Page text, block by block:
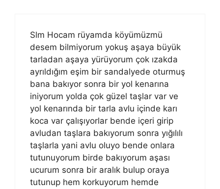
Slm Hocam rüyamda köyümüzmü
desem bilmiyorum yokuş aşaya büyük
tarladan aşaya yürüyorum çok ızakda
ayrıldığım eşim bir sandalyede oturmuş
bana bakıyor sonra bir yol kenarına
iniyorum yolda çok güzel taşlar var ve
yol kenarında bir tarla avlu içinde karı
koca var çalışıyorlar bende içeri girip
avludan taşlara bakıyorum sonra yığılılı
taşlarla yani avlu oluyo bende onlara
tutunuyorum birde bakıyorum aşası
ucurum sonra bir aralık bulup oraya
tutunup hem korkuyorum hemde